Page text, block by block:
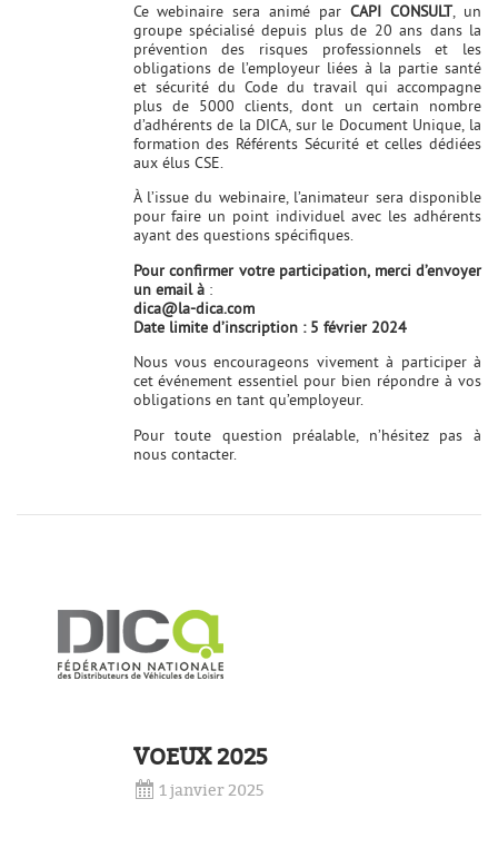
Ce webinaire sera animé parCAPI CONSULT, un
groupe spécialisé depuis plus de 20 ans dans la
prévention des risques professionnels et les
obligations de l’employeur liées à la partie santé
et sécurité du Code du travail qui accompagne
plus de 5000 clients, dont un certain nombre
d’adhérents de la DICA, sur le Document Unique, la
formation des Référents Sécurité et celles dédiées
aux élus CSE.
À l’issue du webinaire, l’animateur sera disponible
pour faire un point individuel avec les adhérents
ayant des questions spécifiques.
Pour confirmer votre participation, merci d’envoyer
un email à:
dica@la-dica.com
Date limite d’inscription : 5 février 2024
Nous vous encourageons vivement à participer à
cet événement essentiel pour bien répondre à vos
obligations en tant qu’employeur.
Pour toute question préalable, n’hésitez pas à
nous contacter.
VOEUX 2025
1 janvier 2025